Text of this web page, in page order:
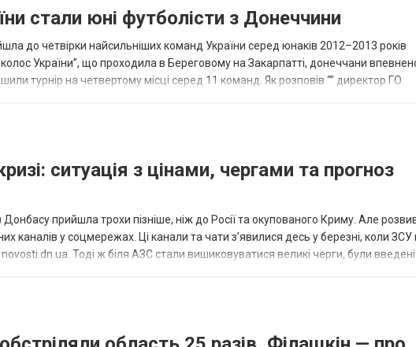
стали юні футболісти з Донеччини
до четвірки найсильніших команд України серед юнаків 2012–2013 років
України”, що проходила в Береговому на Закарпатті, донеччани
турнір на четвертому місці серед 11 команд. Як розповів “” директор ГО
ситуація з цінами, чергами та прогноз
прийшла трохи пізніше, ніж до Росії та окупованого Криму. Але
каналів у соцмережах. Ці канали та чати з’явилися десь у березні, коли ЗСУ
Тоді ж біля АЗС стали вишиковуватися великі черги, були введені